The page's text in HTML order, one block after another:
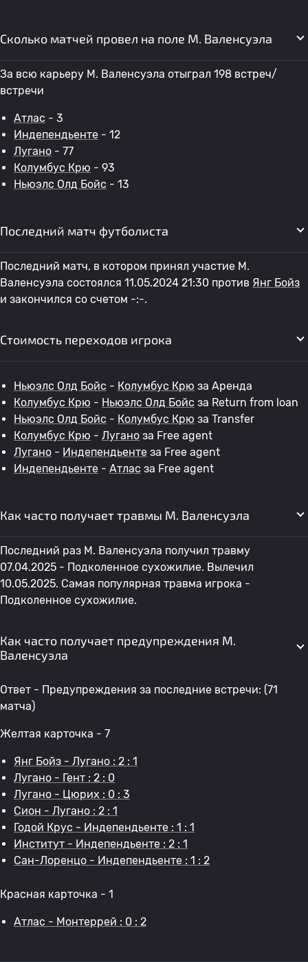
Сколько матчей провел на поле М. Валенсуэла
За всю карьеру М. Валенсуэла отыграл 198 встреч/
встречи
Атлас - 3
Индепендьенте - 12
Лугано - 77
Колумбус Крю - 93
Ньюэлс Олд Бойс - 13
Последний матч футболиста
Последний матч, в котором принял участие М.
Валенсуэла состоялся 11.05.2024 21:30 против Янг Бойз
и закончился со счетом -:-.
Стоимость переходов игрока
Ньюэлс Олд Бойс - Колумбус Крю за Аренда
Колумбус Крю - Ньюэлс Олд Бойс за Return from loan
Ньюэлс Олд Бойс - Колумбус Крю за Transfer
Колумбус Крю - Лугано за Free agent
Лугано - Индепендьенте за Free agent
Индепендьенте - Атлас за Free agent
Как часто получает травмы М. Валенсуэла
Последний раз М. Валенсуэла получил травму
07.04.2025 - Подколенное сухожилие. Вылечил
10.05.2025. Самая популярная травма игрока -
Подколенное сухожилие.
Как часто получает предупреждения М.
Валенсуэла
Ответ - Предупреждения за последние встречи: (71
матча)
Желтая карточка - 7
Янг Бойз - Лугано : 2 : 1
Лугано - Гент : 2 : 0
Лугано - Цюрих : 0 : 3
Сион - Лугано : 2 : 1
Годой Крус - Индепендьенте : 1 : 1
Институт - Индепендьенте : 2 : 1
Сан-Лоренцо - Индепендьенте : 1 : 2
Красная карточка - 1
Атлас - Монтеррей : 0 : 2